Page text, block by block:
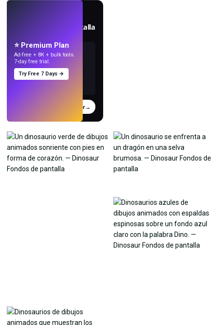
Crea fondos de pantalla
Probar→
⭐ Premium Plan
Ad-free + 8K + bulk tools.
7-day free trial.
Try Free 7 Days →